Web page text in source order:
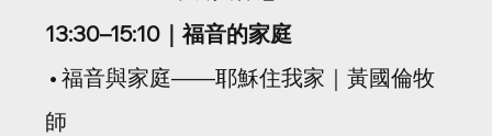
13:30–15:10｜福音的家庭
師